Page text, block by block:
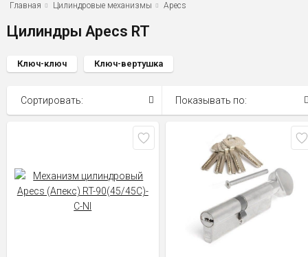
Главная Цилиндровые механизмы Apecs
Цилиндры Apecs RT
Ключ-ключ Ключ-вертушка
Сортировать: Показывать по: